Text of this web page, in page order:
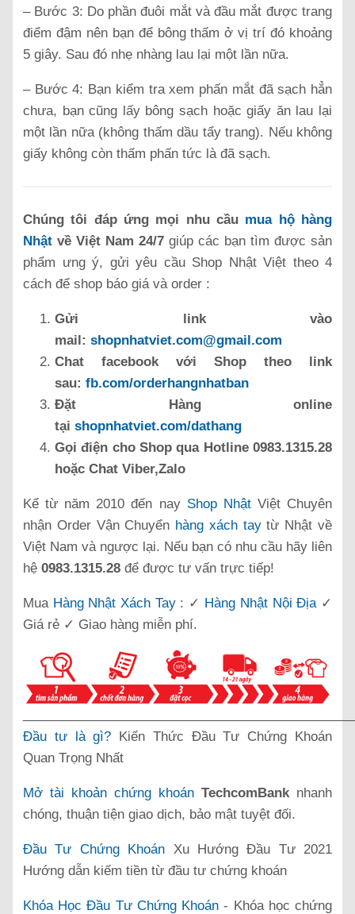
– Bước 3: Do phần đuôi mắt và đầu mắt được trang
điểm đậm nên bạn để bông thấm ở vị trí đó khoảng
5 giây. Sau đó nhẹ nhàng lau lại một lần nữa.
– Bước 4: Bạn kiểm tra xem phấn mắt đã sạch hẳn
chưa, bạn cũng lấy bông sạch hoặc giấy ăn lau lại
một lần nữa (không thấm dầu tẩy trang). Nếu không
giấy không còn thấm phấn tức là đã sạch.
Chúng tôi đáp ứng mọi nhu cầu mua hộ hàng
Nhật về Việt Nam 24/7 giúp các bạn tìm được sản
phẩm ưng ý, gửi yêu cầu Shop Nhật Việt theo 4
cách để shop báo giá và order :
Gửi link vào
mail: shopnhatviet.com@gmail.com
Chat facebook với Shop theo link
sau: fb.com/orderhangnhatban
Đặt Hàng online
tại shopnhatviet.com/dathang
Gọi điện cho Shop qua Hotline 0983.1315.28
hoặc Chat Viber,Zalo
Kể từ năm 2010 đến nay Shop NhậtViệt Chuyên
nhận Order Vận Chuyển hàng xách taytừ Nhật về
Việt Nam và ngược lại. Nếu bạn có nhu cầu hãy liên
hệ 0983.1315.28 để được tư vấn trực tiếp!
Mua Hàng Nhật Xách Tay: ✓ Hàng Nhật Nội Địa✓
Giá rẻ ✓ Giao hàng miễn phí.
Đầu tư là gì? Kiến Thức Đầu Tư Chứng Khoán
Quan Trọng Nhất
Mở tài khoản chứng khoán TechcomBank nhanh
chóng, thuận tiện giao dịch, bảo mật tuyệt đối.
Đầu Tư Chứng Khoán Xu Hướng Đầu Tư 2021
Hướng dẫn kiếm tiền từ đầu tư chứng khoán
Khóa Học Đầu Tư Chứng Khoán - Khóa học chứng